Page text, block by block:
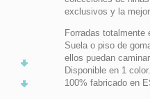
exclusivos y la
Forradas
Suela o piso de
ellos puedan
Disponible en 1
100% fabricado en